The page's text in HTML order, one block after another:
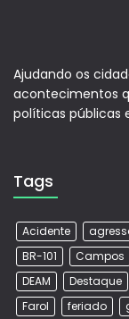
Ajudando os
acontecimentos
políticas públicas
Tags
Acidente
BR-101
Campos
DEAM
Destaque
Farol
feriado